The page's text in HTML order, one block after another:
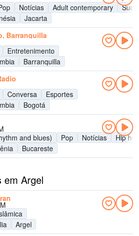
Notícias Adult contemporary
Jacarta
Barranquilla
Entretenimento
Barranquilla
Conversa
Esportes
Bogotá
and blues)
Pop Notícias
Hip hop
Bucareste
em Argel
Argel